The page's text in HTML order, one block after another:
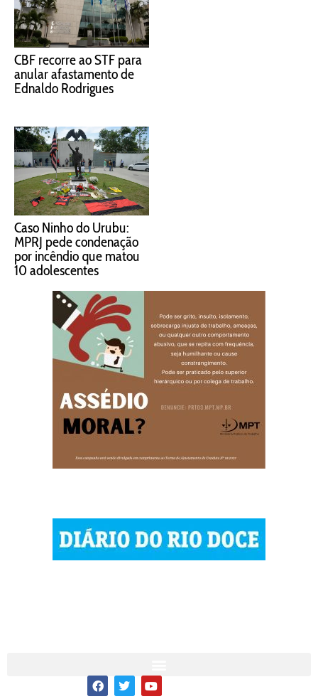
CBF recorre ao STF para
anular afastamento de
Ednaldo Rodrigues
Caso Ninho do Urubu:
MPRJ pede condenação
por incêndio que matou
10 adolescentes